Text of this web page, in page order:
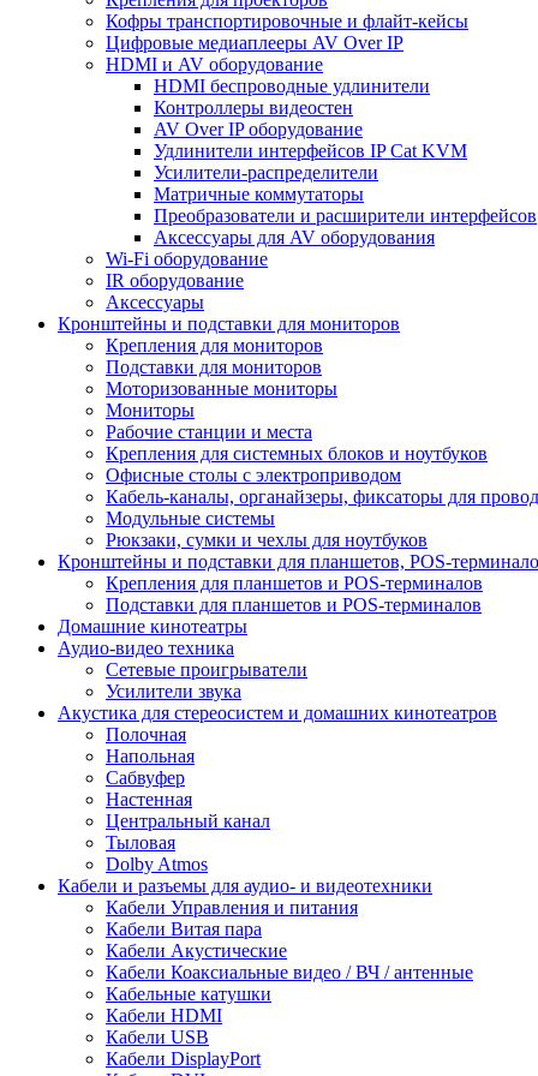
Кофры транспортировочные и флайт-кейсы
Цифровые медиаплееры AV Over IP
HDMI и AV оборудование
HDMI беспроводные удлинители
Контроллеры видеостен
AV Over IP оборудование
Удлинители интерфейсов IP Cat KVM
Усилители-распределители
Матричные коммутаторы
Преобразователи и расширители интерфейсов
Аксессуары для AV оборудования
Wi-Fi оборудование
IR оборудование
Аксессуары
Кронштейны и подставки для мониторов
Крепления для мониторов
Подставки для мониторов
Моторизованные мониторы
Мониторы
Рабочие станции и места
Крепления для системных блоков и ноутбуков
Офисные столы с электроприводом
Кабель-каналы, органайзеры, фиксаторы для
Модульные системы
Рюкзаки, сумки и чехлы для ноутбуков
Кронштейны и подставки для планшетов, POS-
Крепления для планшетов и POS-терминалов
Подставки для планшетов и POS-терминалов
Домашние кинотеатры
Аудио-видео техника
Сетевые проигрыватели
Усилители звука
Акустика для стереосистем и домашних кинотеатров
Полочная
Напольная
Сабвуфер
Настенная
Центральный канал
Тыловая
Dolby Atmos
Кабели и разъемы для аудио- и видеотехники
Кабели Управления и питания
Кабели Витая пара
Кабели Акустические
Кабели Коаксиальные видео / ВЧ / антенные
Кабельные катушки
Кабели HDMI
Кабели USB
Кабели DisplayPort